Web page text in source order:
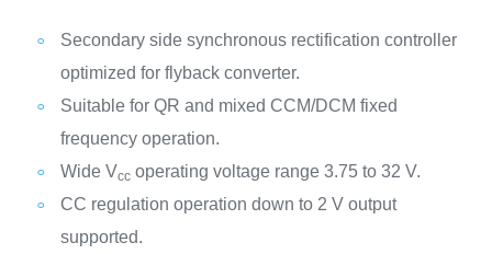
Secondary side synchronous rectification controller
optimized for flyback converter.
Suitable for QR and mixed CCM/DCM fixed
frequency operation.
Wide Vccoperating voltage range 3.75 to 32 V.
CC regulation operation down to 2 V output
supported.